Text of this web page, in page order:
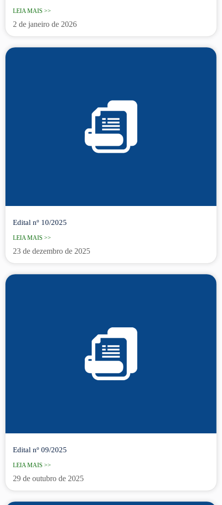
LEIA MAIS >>
2 de janeiro de 2026
Edital nº 10/2025
LEIA MAIS >>
23 de dezembro de 2025
Edital nº 09/2025
LEIA MAIS >>
29 de outubro de 2025